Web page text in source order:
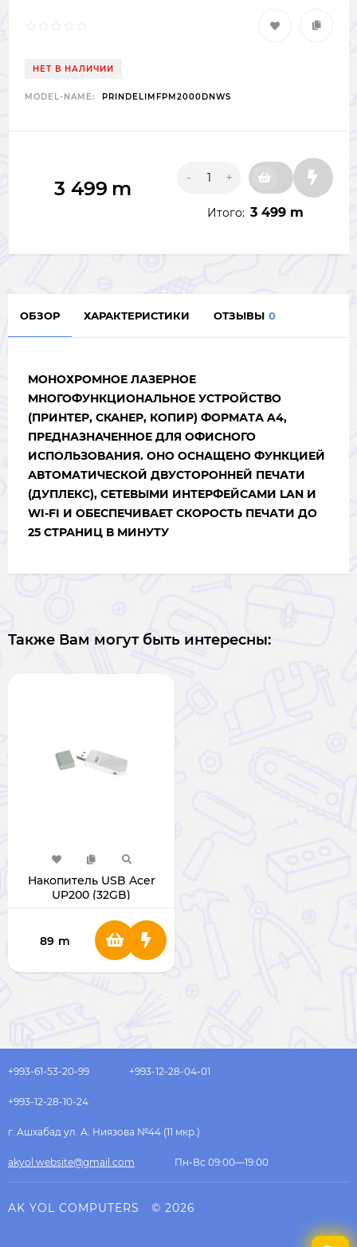
НЕТ В НАЛИЧИИ
MODEL-NAME: PRINDELIMFPM2000DNWS
3 499 m - +
Итого: 3 499 m
ОБЗОР ХАРАКТЕРИСТИКИ ОТЗЫВЫ 0
МОНОХРОМНОЕ ЛАЗЕРНОЕ
МНОГОФУНКЦИОНАЛЬНОЕ УСТРОЙСТВО
(ПРИНТЕР, СКАНЕР, КОПИР) ФОРМАТА A4,
ПРЕДНАЗНАЧЕННОЕ ДЛЯ ОФИСНОГО
ИСПОЛЬЗОВАНИЯ. ОНО ОСНАЩЕНО ФУНКЦИЕЙ
АВТОМАТИЧЕСКОЙ ДВУСТОРОННЕЙ ПЕЧАТИ
(ДУПЛЕКС), СЕТЕВЫМИ ИНТЕРФЕЙСАМИ LAN И
WI-FI И ОБЕСПЕЧИВАЕТ СКОРОСТЬ ПЕЧАТИ ДО
25 СТРАНИЦ В МИНУТУ
Также Вам могут быть интересны:
Накопитель USB Acer
UP200 (32GB)
89 m
+993-61-53-20-99 +993-12-28-04-01
+993-12-28-10-24
г. Ашхабад ул. А. Ниязова №44 (11 мкр.)
akyol.website@gmail.com Пн-Вс 09:00—19:00
AK YOL COMPUTERS © 2026